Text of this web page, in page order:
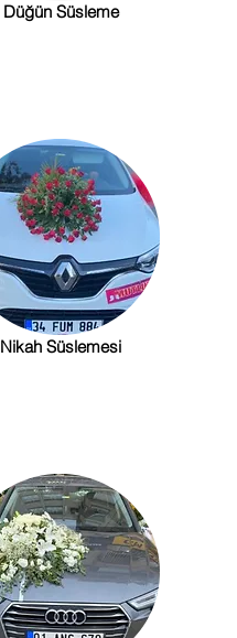
Düğün Süsleme
Nikah Süslemesi